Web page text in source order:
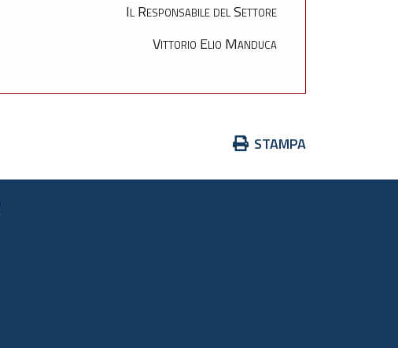
Il Responsabile del Settore
Vittorio Elio Manduca
Azioni
documento
STAMPA